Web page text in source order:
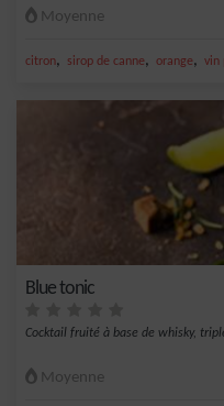
Moyenne
citron, sirop de canne, orange, vin
Blue tonic
Cocktail fruité à base de whisky,
Moyenne